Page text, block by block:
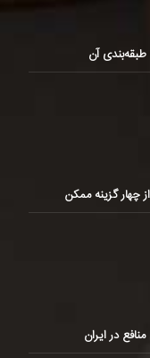
چهار گزینه ممکن